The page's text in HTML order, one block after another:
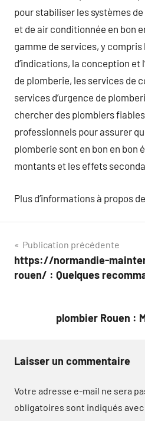
pour stabiliser les systèmes
et de air conditionnée en bon
gamme de services, y
d’indications, la conception et
de plomberie, les services de
services d’urgence de
chercher des plombiers
professionnels pour assurer
plomberie sont en bon en bon
montants et les effets
Plus d’informations à propos de
Navigation
de
Publication précédente
https://normandie-
rouen/ : Quelques
plombier Rouen :
Laisser un commentaire
Votre adresse e-mail ne sera
obligatoires sont indiqués avec